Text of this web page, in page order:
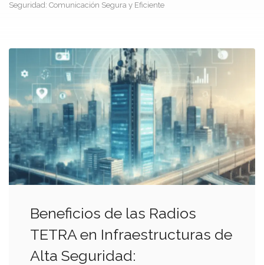
Seguridad: Comunicación Segura y Eficiente
Beneficios de las Radios
TETRA en Infraestructuras de
Alta Seguridad: